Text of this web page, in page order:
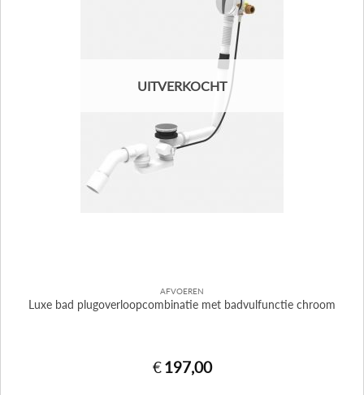
UITVERKOCHT
AFVOEREN
Luxe bad plugoverloopcombinatie met badvulfunctie chroom
€ 197,00